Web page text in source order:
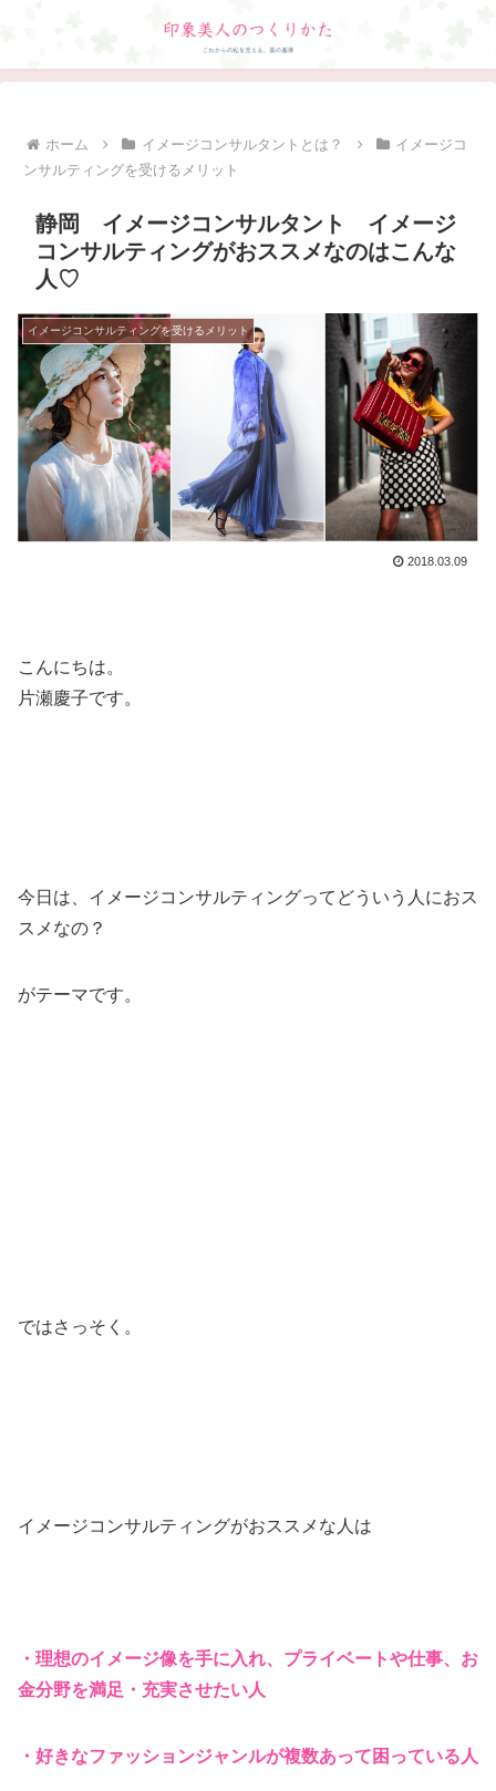
ホーム イメージコンサルタントとは？
イメージコ
ンサルティングを受けるメリット
静岡 イメージコンサルタント イメージ
コンサルティングがおススメなのはこんな
人♡
イメージコンサルティングを受けるメリット
2018.03.09
こんにちは。
片瀬慶子です。
今日は、イメージコンサルティングってどういう人におス
スメなの？
がテーマです。
ではさっそく。
イメージコンサルティングがおススメな人は
・理想のイメージ像を手に入れ、プライベートや仕事、お
金分野を満足・充実させたい人
・好きなファッションジャンルが複数あって困っている人